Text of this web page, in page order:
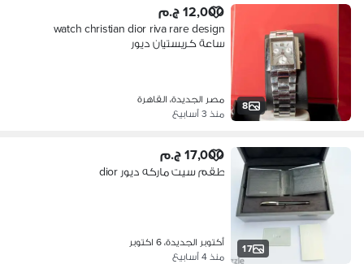
8
12,000 ج.م
watch christian dior riva rare design
ساعة كريستيان ديور
مصر الجديدة، القاهرة
منذ 3 أسابيع
17
17,000 ج.م
طقم سيت ماركه ديور dior
أكتوبر الجديدة، 6 اكتوبر
منذ 4 أسابيع